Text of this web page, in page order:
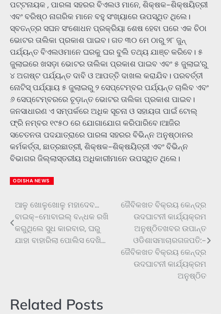
ପଟ୍ଟନାୟକ , ପାରଳା ସହରର ବିଏଲଓ ମାନେ, ଶିକ୍ଷକ-ଶିକ୍ଷୟିତ୍ରୀ
ଏବଂ ବରିଷ୍ଠ ନାଗରିକ ମାନେ ବହୁ ସଂଖ୍ୟାରେ ଉପସ୍ଥିତ ଥିଲେ।
ସ୍ବତନ୍ତ୍ର ସଘନ ସଂଶୋଧନ ପ୍ରକ୍ରିୟା ଶେଷ ହେବା ପରେ ଏକ ଚିଠା
ଭୋଟର ତାଲିକା ପ୍ରକାଶ ପାଇବ। ଗତ ୩୦ ମେ ଠାରୁ ୨୮ ଜୁନ୍
ପର୍ଯ୍ୟନ୍ତ ବିଏଲଓମାନେ ଘରକୁ ଘର ବୁଲି ତଥ୍ୟ ଯାଞ୍ଚ କରିବେ। ୫
ଜୁଲାଇରେ ଖସଡ଼ା ଭୋଟର ତାଲିକା ପ୍ରକାଶ ପାଇବ ଏବଂ ୫ ଜୁଲାଇ’ରୁ
୪ ଅଗଷ୍ଟ ପର୍ଯ୍ୟନ୍ତ ଦାବି ଓ ଆପତ୍ତି ଦାଖଲ କରାଯିବ। ପରବର୍ତ୍ତୀ
ନୋଟିସ୍ ପର୍ଯ୍ୟାୟ ୫ ଜୁଲାଇରୁ ୨ ସେପ୍ଟେମ୍ବର ପର୍ଯ୍ୟନ୍ତ ଚାଲିବ ଏବଂ
୬ ସେପ୍ଟେମ୍ବରରେ ଚୂଡ଼ାନ୍ତ ଭୋଟର ତାଲିକା ପ୍ରକାଶ ପାଇବ।
ଜନସାଧାରଣ ଏ ସମ୍ପର୍କରେ ଅଧିକ ସୂଚନା ଓ ସହାୟତା ପାଇଁ ଟୋଲ୍
ଫ୍ରି ନମ୍ବର ୧୯୫୦ ରେ ଯୋଗାଯୋଗ କରିପାରିବେ।ଆଜିର
ସଚେତନତା ପଦଯାତ୍ରାରେ ପାରଳା ସହରର ବିଭିନ୍ନ ଅନୁଷ୍ଠାନର
କର୍ମକର୍ତ୍ତା, ଛାତ୍ରଛାତ୍ରୀ, ଶିକ୍ଷକ-ଶିକ୍ଷୟିତ୍ରୀ ଏବଂ ବିଭିନ୍ନ
ବିଭାଗର ଜିଲ୍ଲାସ୍ତରୀୟ ଅଧିକାରୀମାନେ ଉପସ୍ଥିତ ଥିଲେ।
ODISHA NEWS
Post
navigation
ଆଳୁ ଖୋଳୁଖୋଳୁ ମହାଦେବ…
ବାଇକ୍-ମୋବାଇଲ୍ ବନ୍ଧକ ରଖି
କରୁଥିଲେ ସୁଧ କାରବାର, ଘରୁ
ଯାହା ବାହାରିଲା ପୋଲିସ ଦେଖି…
ଜୈବିକଖତ ବିକ୍ରୟ କେନ୍ଦ୍ର
ଉଦଘାଟନୀ କାର୍ଯ୍ୟକ୍ରମ
ଅନୁଷ୍ଠିତଖବର ଉପାନ୍ତ
ଓଡିଶାସମାଚାରଗଜପତି:-
ଜୈବିକଖତ ବିକ୍ରୟ କେନ୍ଦ୍ର
ଉଦଘାଟନୀ କାର୍ଯ୍ୟକ୍ରମ
ଅନୁଷ୍ଠିତ
Related Posts